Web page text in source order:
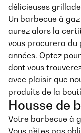
délicieuses
Un barbecue à
aurez alors la
vous procurera du
années. Optez
dont vous
avec plaisir que
produits de la
Housse de
Votre barbecue à
Vous n'êtes pas